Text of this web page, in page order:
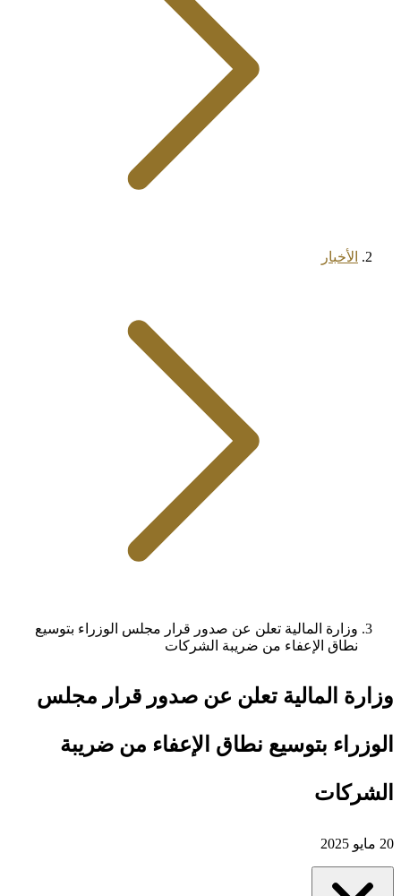
الأخبار
وزارة المالية تعلن عن صدور قرار مجلس الوزراء بتوسيع
نطاق الإعفاء من ضريبة الشركات
وزارة المالية تعلن عن صدور قرار مجلس
الوزراء بتوسيع نطاق الإعفاء من ضريبة
الشركات
20 مايو 2025